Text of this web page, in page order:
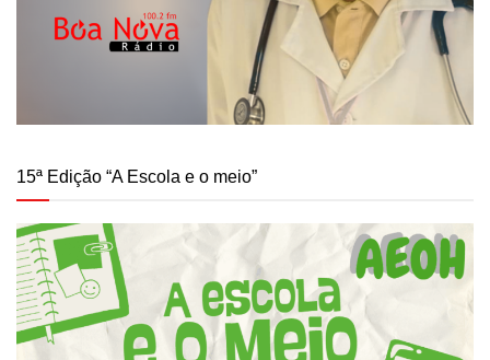
15ª Edição “A Escola e o meio”